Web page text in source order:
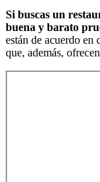
Si buscas un
buena y barato
están de acuerdo en
que, además,